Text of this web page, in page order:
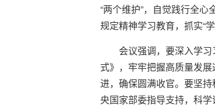
“两个维护”，自觉践行全
规定精神学习教育，抓实“
会议强调，要深入学
式》，牢牢把握高质量发
进，确保圆满收官。要坚
央国家部委指导支持，科学